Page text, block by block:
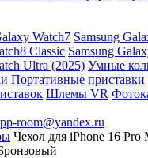
Watch7 Samsung
Classic Samsung
Ultra (2025) Умные
Портативные приставки
Шлемы VR
room@yandex.ru
Чехол для iPhone 16 Pro